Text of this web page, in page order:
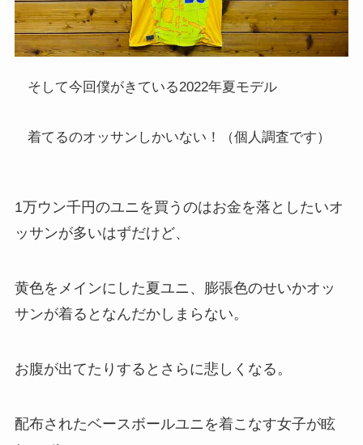
そして今回僕がきている2022年夏モデル
着てるのオッサンしかいない！（個人調査です）
1万ウン千円のユニを買うのはお金を落としたいオ
ッサンが多いはずだけど、
黄色をメインにした夏ユニ、膨張色のせいかオッ
サンが着るとなんだかしまらない。
お腹が出てたりするとさらに悲しくなる。
配布されたベースボールユニを着こなす女子が眩